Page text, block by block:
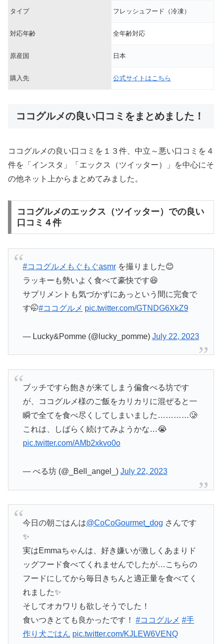
タイプ フレッシュフード（冷凍）
対応年齢 全年齢対応
原産国 日本
購入先 公式サイトはこちら
ココグルメの良い口コミをまとめました！
ココグルメの良い口コミを１３件、中立～悪い口コミを４
件を「インスタ」「エックス（ツイッター）」を中心にそ
の他ネット上からまとめてみました。
ココグルメのエックス（ツイッター）での良い
口コミ４件
#ココグルメもぐもぐasmrを撮りました😊
ラッキーも勢いよく食べて豪快です😆
サプリメントも気づかずにあっという間に完食で
す🤭#ココグルメ pic.twitter.com/GTNDG6XkZ9
— Lucky&Pomme (@lucky_pomme) July 22, 2023
ブッチですら飽きが来てしまう偏食べる坊です
が、ココグルメ様のご飯をカリカリに混ぜると一
瞬で全てを食べ尽くしてしまいました…………🥲
これは、しばらく続けてみようかな…😭
pic.twitter.com/AMb2xkvo0o
— べる坊 (@_Bell_angel_) July 22, 2023
今日の朝ごはんは@CoCoGourmet_dog さんです
✨️
実はEmmaちゃんは、好き嫌いが激しくあまりド
ッグフード食べてくれませんでしたが…こちらの
フードにしてから毎日きちんと適正量を食べてく
れました✨
そしてオカワリも欲しそうでした！
食いつきとても良かったです！ #ココグルメ #手
作り犬ごはん pic.twitter.com/KJLEW6VENQ